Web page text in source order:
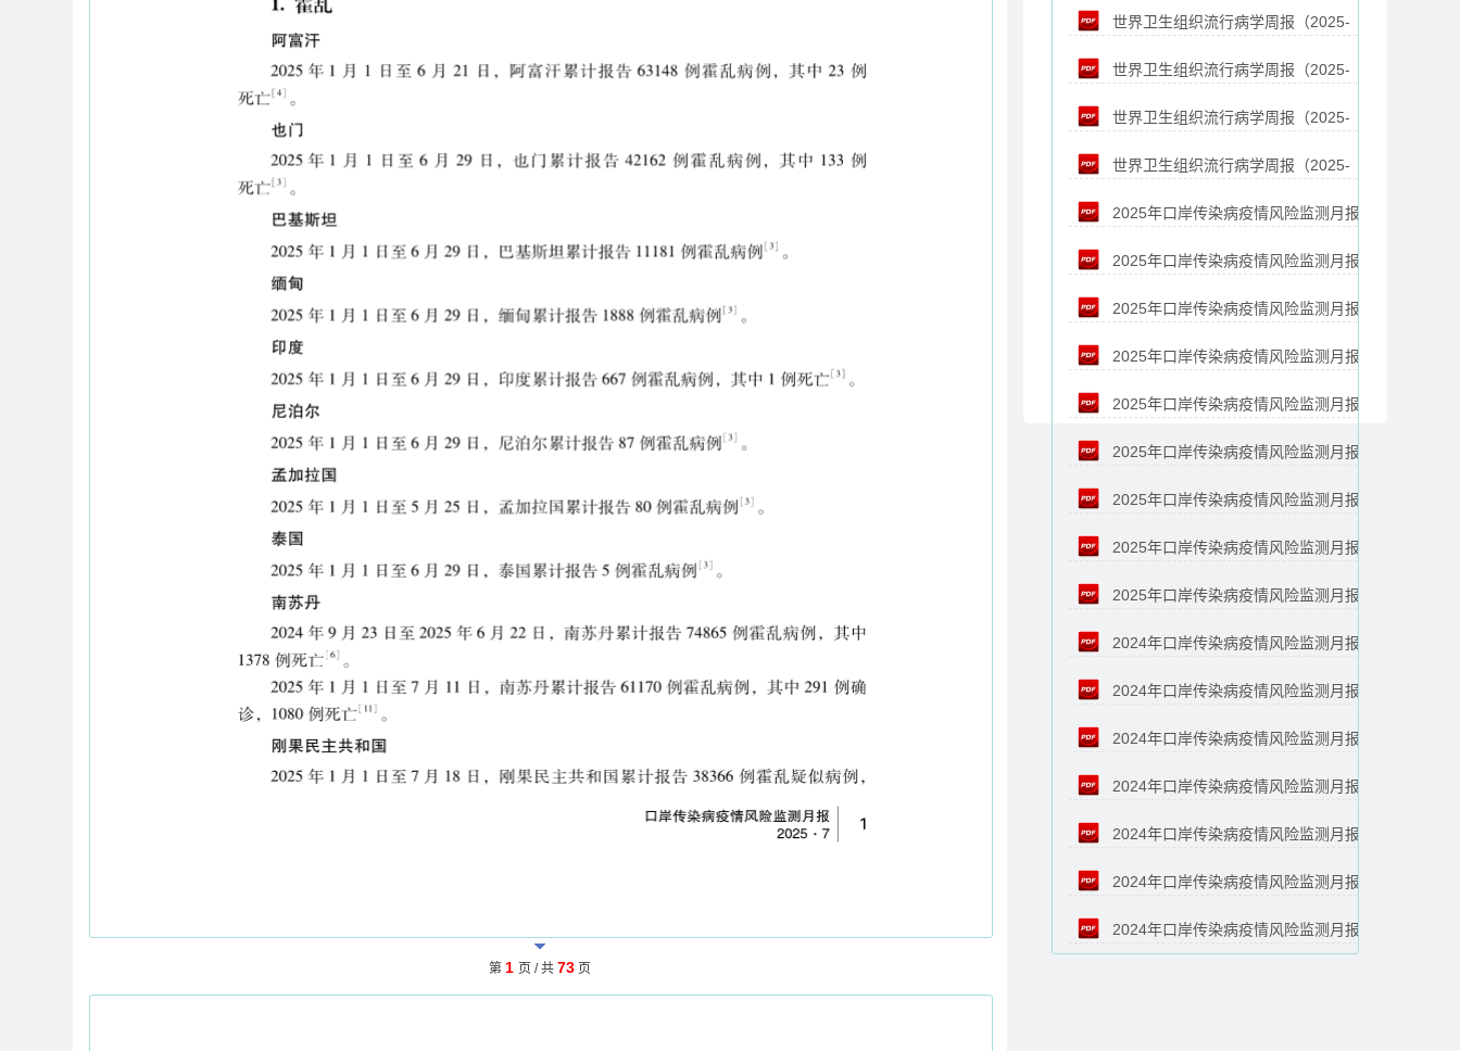
第 1 页 / 共 73 页
11-07）世界卫生组织流行病学周报（2025-
10-24）世界卫生组织流行病学周报（2025-
10-17）世界卫生组织流行病学周报（2025-
10-10）世界卫生组织流行病学周报（2025-
10-03）2025年口岸传染病疫情风险监测月报
（9月）2025年口岸传染病疫情风险监测月报
（8月）2025年口岸传染病疫情风险监测月报
（7月）2025年口岸传染病疫情风险监测月报
（6月）2025年口岸传染病疫情风险监测月报
（5月）2025年口岸传染病疫情风险监测月报
（4月）2025年口岸传染病疫情风险监测月报
（3月）2025年口岸传染病疫情风险监测月报
（2月）2025年口岸传染病疫情风险监测月报
（1月）2024年口岸传染病疫情风险监测月报
（12月）2024年口岸传染病疫情风险监测月报
（11月）2024年口岸传染病疫情风险监测月报
（10月）2024年口岸传染病疫情风险监测月报
（8月）2024年口岸传染病疫情风险监测月报
（7月）2024年口岸传染病疫情风险监测月报
（6月）2024年口岸传染病疫情风险监测月报